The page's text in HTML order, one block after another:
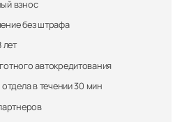
взнос
без штрафа
лет
автокредитования
в течении 30 мин